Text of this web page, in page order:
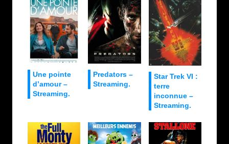
Une pointe
d’amour –
Streaming.
Predators –
Streaming.
Star Trek VI :
terre
inconnue –
Streaming.